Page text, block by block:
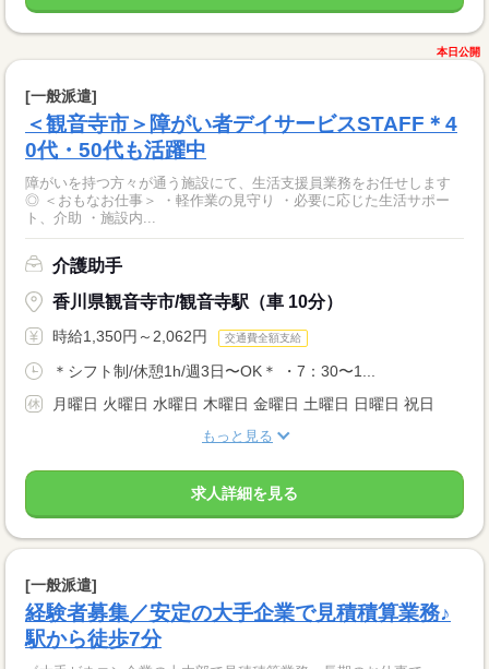
本日公開
[一般派遣]
＜観音寺市＞障がい者デイサービスSTAFF＊4
0代・50代も活躍中
障がいを持つ方々が通う施設にて、生活支援員業務をお任せします
◎ ＜おもなお仕事＞ ・軽作業の見守り ・必要に応じた生活サポー
ト、介助 ・施設内...
介護助手
香川県観音寺市/観音寺駅（車 10分）
時給1,350円～2,062円 交通費全額支給
＊シフト制/休憩1h/週3日〜OK＊ ・7：30〜1...
月曜日 火曜日 水曜日 木曜日 金曜日 土曜日 日曜日 祝日
もっと見る
求人詳細を見る
[一般派遣]
経験者募集／安定の大手企業で見積積算業務♪
駅から徒歩7分